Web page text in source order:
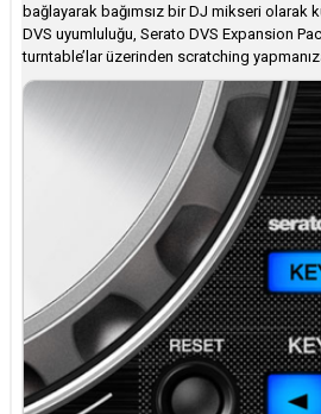
bağlayarak bağımsız bir DJ mikseri olarak
DVS uyumluluğu, Serato DVS Expansion
turntable’lar üzerinden scratching